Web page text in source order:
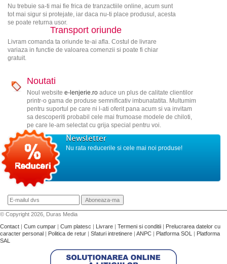
Nu trebuie sa-ti mai fie frica de tranzactiile online, acum sunt
tot mai sigur si protejate, iar daca nu-ti place produsul, acesta
se poate returna usor.
Transport oriunde
Livram comanda ta oriunde te-ai afla. Costul de livrare
variaza in functie de valoarea comenzii si poate fi chiar
gratuit.
Noutati
Noul website e-lenjerie.roaduce un plus de calitate clientilor
printr-o gama de produse semnificativ imbunatatita. Multumim
pentru suportul pe care ni l-ati oferit pana acum si va invitam
sa descoperiti probabil cele mai frumoase modele de chiloti,
pe care le-am selectat cu grija special pentru voi.
Newsletter
Nu rata reducerile si cele mai noi produse!
© Copyright 2026, Duras Media
Contact | Cum cumpar | Cum platesc | Livrare | Termeni si conditii | Prelucrarea datelor cu
caracter personal | Politica de retur | Sfaturi intretinere | ANPC | Platforma SOL | Platforma
SAL